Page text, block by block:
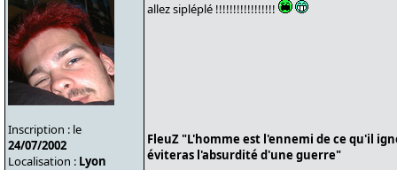
Inscription : le
24/07/2002
Localisation : Lyon
allez sipléplé !!!!!!!!!!!!!!!!!
FleuZ "L'homme est l'ennemi de ce qu'il
éviteras l'absurdité d'une guerre"